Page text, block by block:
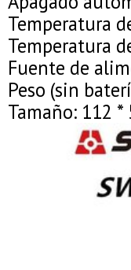
Temperatura
Temperatura
Fuente de
Peso (sin
Tamaño: 112 *